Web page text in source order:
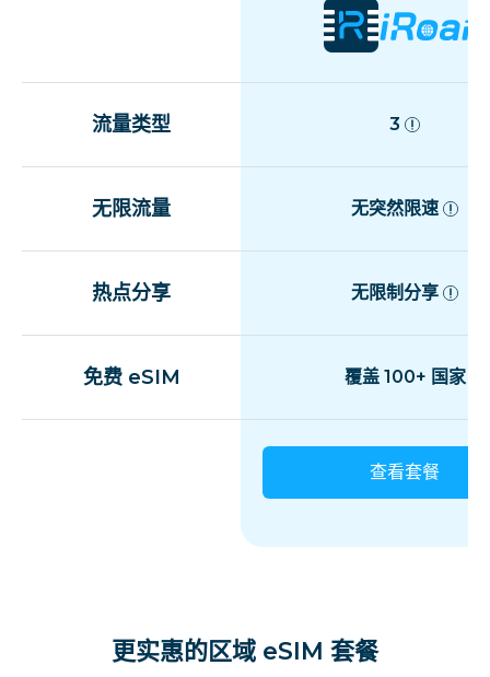
流量类型 3
无限流量 无突然限速
热点分享 无限制分享
免费 eSIM 覆盖 100+ 国家
查看套餐
更实惠的区域 eSIM 套餐